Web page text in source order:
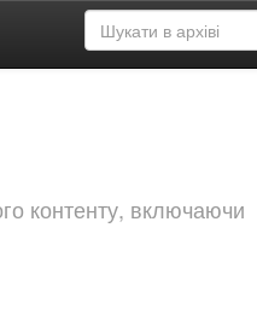
контенту, включаючи